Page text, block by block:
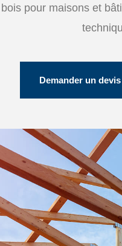
bois pour maisons et
Demander un devis